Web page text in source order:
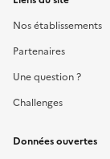
Nos établissements
Partenaires
Une question ?
Challenges
Données ouvertes